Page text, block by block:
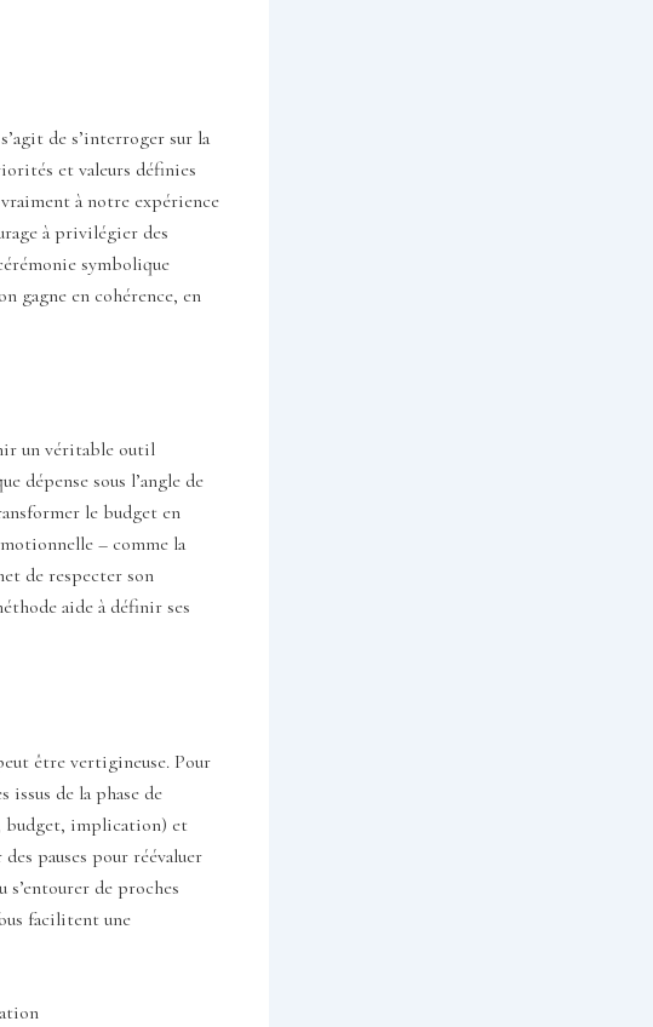
de s’interroger sur la
et valeurs définies
à notre expérience
à privilégier des
symbolique
gagne en cohérence, en
un véritable outil
dépense sous l’angle de
le budget en
– comme la
de respecter son
aide à définir ses
être vertigineuse. Pour
issus de la phase de
budget, implication) et
pauses pour réévaluer
s’entourer de proches
facilitent une